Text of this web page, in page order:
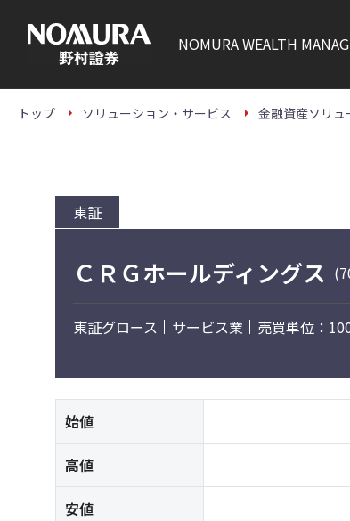
本
NOMURAWEALTH
トップ ソリューション・サービス 金融資産ソリュ
東証
ＣＲＧホールディングス
東証グロース サービス業 売買単位：
始値
高値
安値